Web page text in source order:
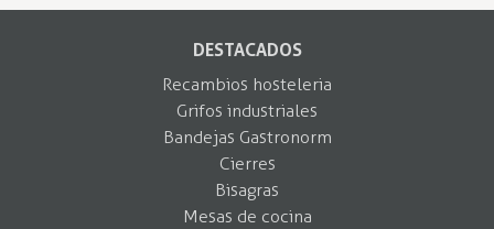
DESTACADOS
Recambios hosteleria
Grifos industriales
Bandejas Gastronorm
Cierres
Bisagras
Mesas de cocina